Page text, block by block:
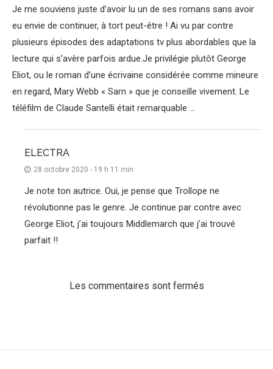
Je me souviens juste d’avoir lu un de ses romans sans avoir
eu envie de continuer, à tort peut-être ! Ai vu par contre
plusieurs épisodes des adaptations tv plus abordables que la
lecture qui s’avère parfois ardue.Je privilégie plutôt George
Eliot, ou le roman d’une écrivaine considérée comme mineure
en regard, Mary Webb « Sarn » que je conseille vivement. Le
téléfilm de Claude Santelli était remarquable …
ELECTRA
28 octobre 2020 - 19 h 11 min
Je note ton autrice. Oui, je pense que Trollope ne
révolutionne pas le genre. Je continue par contre avec
George Eliot, j’ai toujours Middlemarch que j’ai trouvé
parfait !!
Les commentaires sont fermés